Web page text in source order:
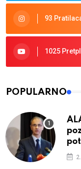
93
1025
POPULARNO